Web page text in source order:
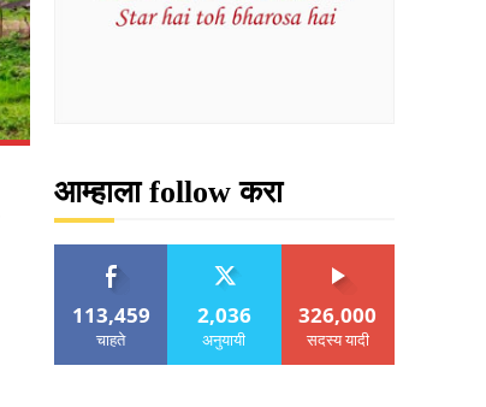
आम्हाला follow करा
113,459
चाहते
2,036
अनुयायी
326,000
सदस्य यादी